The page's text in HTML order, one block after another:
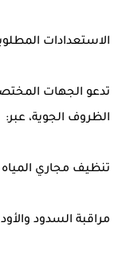
الاستعدادات
تدعو الجهات
الظروف الجوية، عبر:
تنظيف مجاري المياه
مراقبة السدود